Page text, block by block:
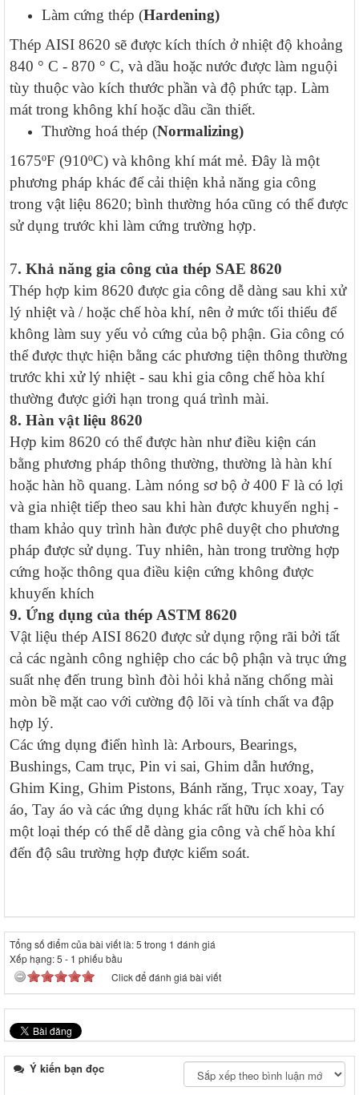
Làm cứng thép (Hardening)
Thép AISI 8620 sẽ được kích thích ở nhiệt độ khoảng
840 ° C - 870 ° C, và dầu hoặc nước được làm nguội
tùy thuộc vào kích thước phần và độ phức tạp. Làm
mát trong không khí hoặc dầu cần thiết.
Thường hoá thép (Normalizing)
1675ºF (910ºC) và không khí mát mẻ. Đây là một
phương pháp khác để cải thiện khả năng gia công
trong vật liệu 8620; bình thường hóa cũng có thể được
sử dụng trước khi làm cứng trường hợp.
7. Khả năng gia công của thép SAE 8620
Thép hợp kim 8620 được gia công dễ dàng sau khi xử
lý nhiệt và / hoặc chế hòa khí, nên ở mức tối thiểu để
không làm suy yếu vỏ cứng của bộ phận. Gia công có
thể được thực hiện bằng các phương tiện thông thường
trước khi xử lý nhiệt - sau khi gia công chế hòa khí
thường được giới hạn trong quá trình mài.
8. Hàn vật liệu 8620
Hợp kim 8620 có thể được hàn như điều kiện cán
bằng phương pháp thông thường, thường là hàn khí
hoặc hàn hồ quang. Làm nóng sơ bộ ở 400 F là có lợi
và gia nhiệt tiếp theo sau khi hàn được khuyến nghị -
tham khảo quy trình hàn được phê duyệt cho phương
pháp được sử dụng. Tuy nhiên, hàn trong trường hợp
cứng hoặc thông qua điều kiện cứng không được
khuyến khích
9. Ứng dụng của thép ASTM 8620
Vật liệu thép AISI 8620 được sử dụng rộng rãi bởi tất
cả các ngành công nghiệp cho các bộ phận và trục ứng
suất nhẹ đến trung bình đòi hỏi khả năng chống mài
mòn bề mặt cao với cường độ lõi và tính chất va đập
hợp lý.
Các ứng dụng điển hình là: Arbours, Bearings,
Bushings, Cam trục, Pin vi sai, Ghim dẫn hướng,
Ghim King, Ghim Pistons, Bánh răng, Trục xoay, Tay
áo, Tay áo và các ứng dụng khác rất hữu ích khi có
một loại thép có thể dễ dàng gia công và chế hòa khí
đến độ sâu trường hợp được kiểm soát.
Tổng số điểm của bài viết là: 5 trong 1 đánh giá
Xếp hạng:5 - 1 phiếu bầu
Click để đánh giá bài viết
Ý kiến bạn đọc